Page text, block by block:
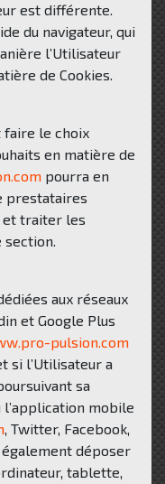
est différente.
du navigateur, qui
l’Utilisateur
de Cookies.
faire le choix
en matière de
pourra en
prestataires
et traiter les
aux réseaux
et Google Plus
pulsion.com
si l’Utilisateur a
sa
mobile
, Twitter, Facebook,
déposer
tablette,